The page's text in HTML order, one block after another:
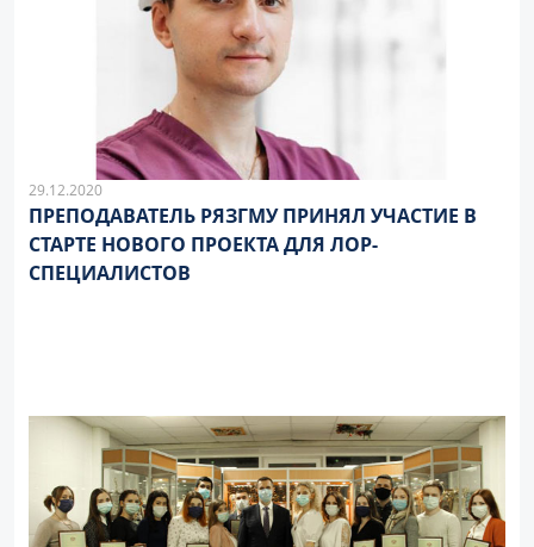
29.12.2020
ПРЕПОДАВАТЕЛЬ РЯЗГМУ ПРИНЯЛ УЧАСТИЕ В
СТАРТЕ НОВОГО ПРОЕКТА ДЛЯ ЛОР-
СПЕЦИАЛИСТОВ